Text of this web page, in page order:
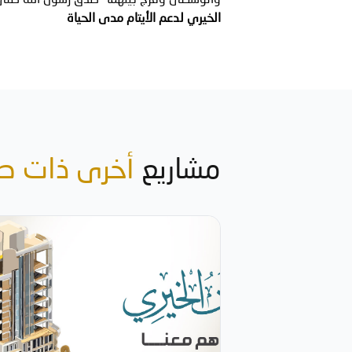
الخيري لدعم الأيتام مدى الحياة
مشاريع أخرى ذات